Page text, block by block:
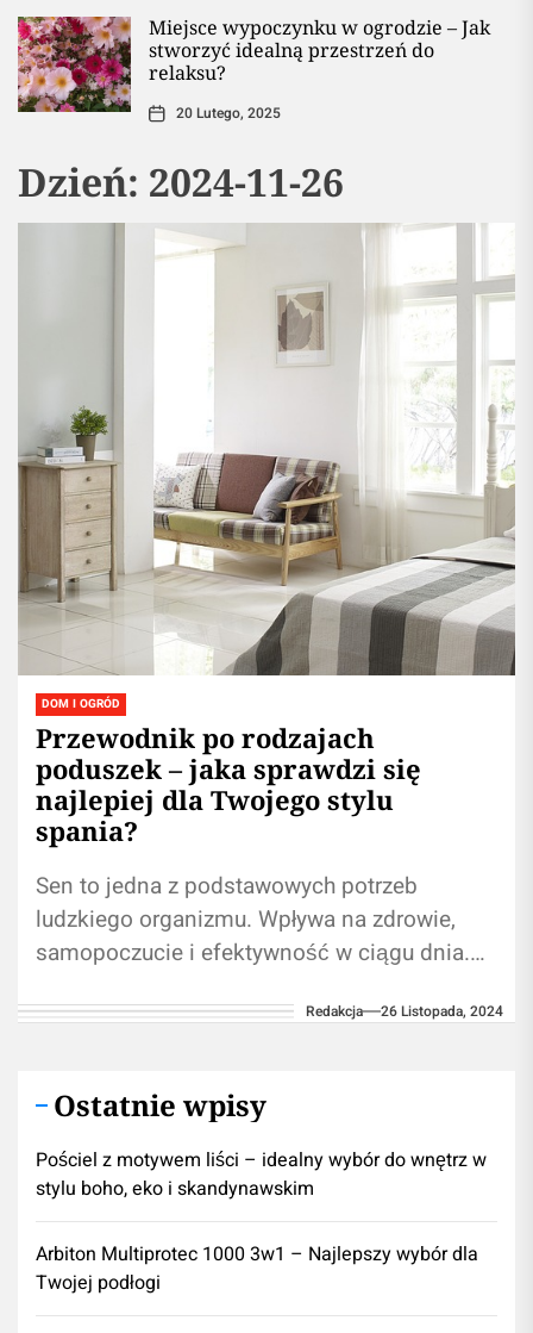
Miejsce wypoczynku w ogrodzie – Jak
stworzyć idealną przestrzeń do
relaksu?
20 Lutego, 2025
Dzień: 2024-11-26
DOM I OGRÓD
Przewodnik po rodzajach
poduszek – jaka sprawdzi się
najlepiej dla Twojego stylu
spania?
Sen to jedna z podstawowych potrzeb
ludzkiego organizmu. Wpływa na zdrowie,
samopoczucie i efektywność w ciągu dnia.
jakość jest odpowiednio... Redakcja 26 Listopada, 2024
Ostatnie wpisy
Pościel z motywem liści – idealny wybór do wnętrz w
stylu boho, eko i skandynawskim
Arbiton Multiprotec 1000 3w1 – Najlepszy wybór dla
Twojej podłogi